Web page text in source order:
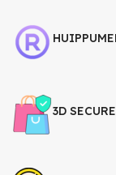
3D SECURE